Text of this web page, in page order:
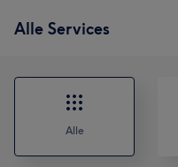
Alle Services
Alle